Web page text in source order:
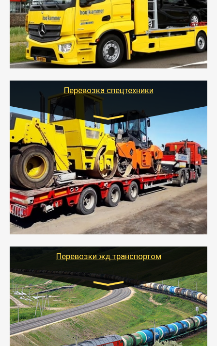
- Перевозка автовозом от Тайгер Логистик – это
быстрый и безопасный способ доставить несколько
легковых автомобилей за одну поездку в другой
город.
- Наша транспортная компания организует доставку
машин автовозом, подобрав оптимальный маршрут с
учетом всех особенности по пути следования.
Перевозка спецтехники
Цена за км. Рассчитывается
индивидуально
- Перевозка спецтехники (трактора, экскаватора,
комбайна) осуществляется тралом и требует
получения разрешения для следования по
выбранному маршруту.
- Тайгер Логистик поможет доставить спецтехнику в
любой город России с учетом особенностей дороги,
выбрав оптимальный способ и вид трала
(модульный, раздвижной, с низкорамной площадкой
Перевозки жд транспортом
Цена за км рассчитывается
индивидуально
- Организация перевозок ж/д транспортом - быстро,